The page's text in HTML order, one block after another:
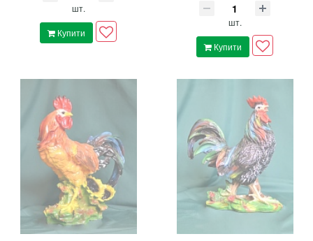
шт.
Купити
шт.
Купити